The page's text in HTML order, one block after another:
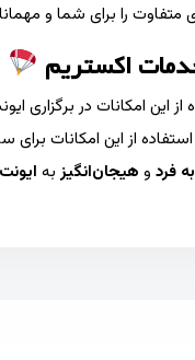
را برای شما و
اکستریم
از این امکانات در برگزاری
استفاده از این امکانات
فرد و هیجان‌انگیز به ایونت‌